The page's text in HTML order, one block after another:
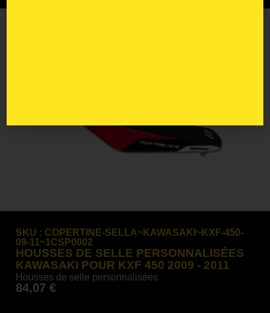
SKU : COPERTINE-SELLA~KAWASAKI~KXF-450-
09-11~1CSP0002
HOUSSES DE SELLE PERSONNALISÉES
KAWASAKI POUR KXF 450 2009 - 2011
Housses de selle personnalisées
84,07€